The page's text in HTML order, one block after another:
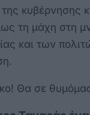
της κυβέρνησης
τη μάχη στη
και των
Θα σε